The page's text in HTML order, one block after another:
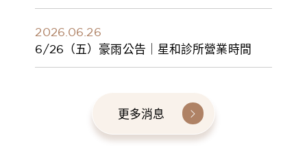
學人才新標準 建構健康美學產學共育模式 串
2026.06.26
6/26（五）豪雨公告｜星和診所營業時間
更多消息